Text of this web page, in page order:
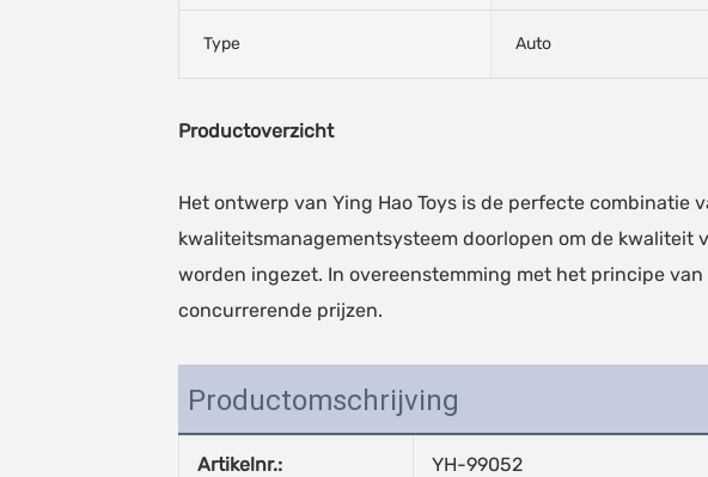
Type Auto
Productoverzicht
Het ontwerp van Ying Hao Toys is de perfecte
kwaliteitsmanagementsysteem doorlopen om de kwaliteit
worden ingezet. In overeenstemming met het principe
concurrerende prijzen.
Productomschrijving
Artikelnr.: YH-99052